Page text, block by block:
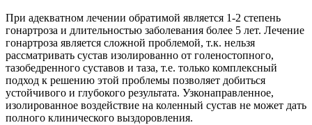
При адекватном лечении обратимой является 1-2 степень
гонартроза и длительностью заболевания более 5 лет. Лечение
гонартроза является сложной проблемой, т.к. нельзя
рассматривать сустав изолированно от голеностопного,
тазобедренного суставов и таза, т.е. только комплексный
подход к решению этой проблемы позволяет добиться
устойчивого и глубокого результата. Узконаправленное,
изолированное воздействие на коленный сустав не может дать
полного клинического выздоровления.